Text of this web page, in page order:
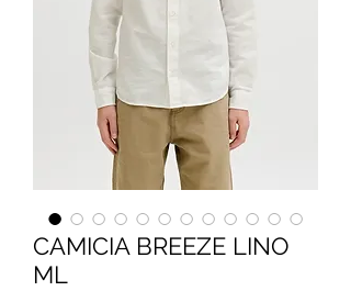
CAMICIA BREEZE LINO
ML